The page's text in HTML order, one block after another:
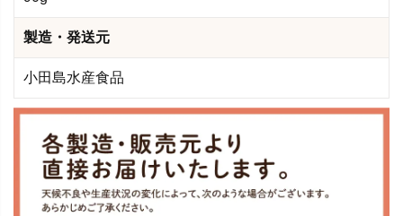
製造・発送元
小田島水産食品